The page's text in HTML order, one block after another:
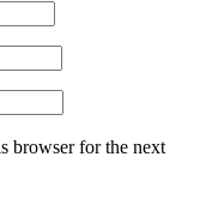
browser for the next